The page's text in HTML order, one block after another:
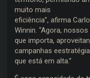
muito mais
eficiência”, afirma
Winnin. “Agora,
que importa,
campanhas
que está em alta.”